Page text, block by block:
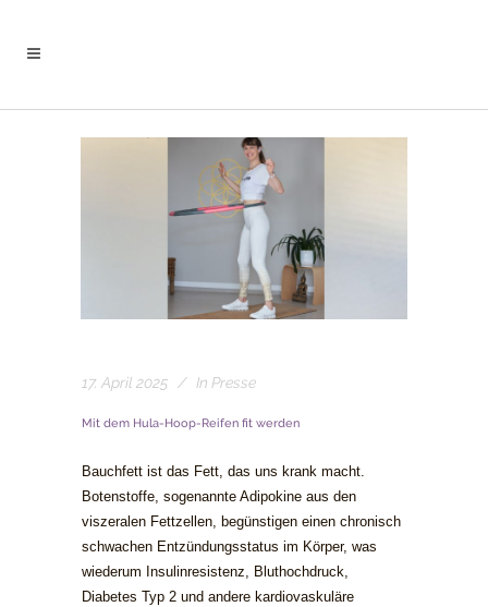
17. April 2025 In Presse
Mit dem Hula-Hoop-Reifen fit werden
Bauchfett ist das Fett, das uns krank macht.
Botenstoffe, sogenannte Adipokine aus den
viszeralen Fettzellen, begünstigen einen chronisch
schwachen Entzündungsstatus im Körper, was
wiederum Insulinresistenz, Bluthochdruck,
Diabetes Typ 2 und andere kardiovaskuläre